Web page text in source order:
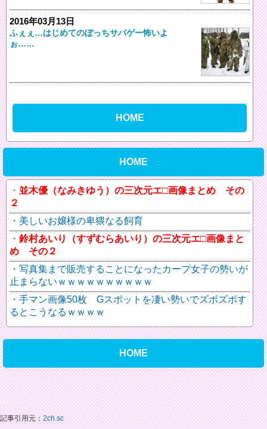
2016年03月13日
ふぇぇ…はじめてのぼっちサバゲー怖いよ
ぉ……
HOME
HOME
並木優（なみきゆう）の三次元エ□画像まとめ その
２
美しいお嬢様の卑猥なる飼育
鈴村あいり（すずむらあいり）の三次元エ□画像まと
め その２
写真集まで販売することになったカープ女子の勢いが
止まらないｗｗｗｗｗｗｗｗｗｗ
手マン画像50枚 Gスポットを凄い勢いでズボズボす
るとこうなるｗｗｗｗ
HOME
***
記事引用元：2ch.sc